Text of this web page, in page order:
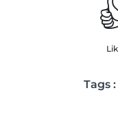
Tags :